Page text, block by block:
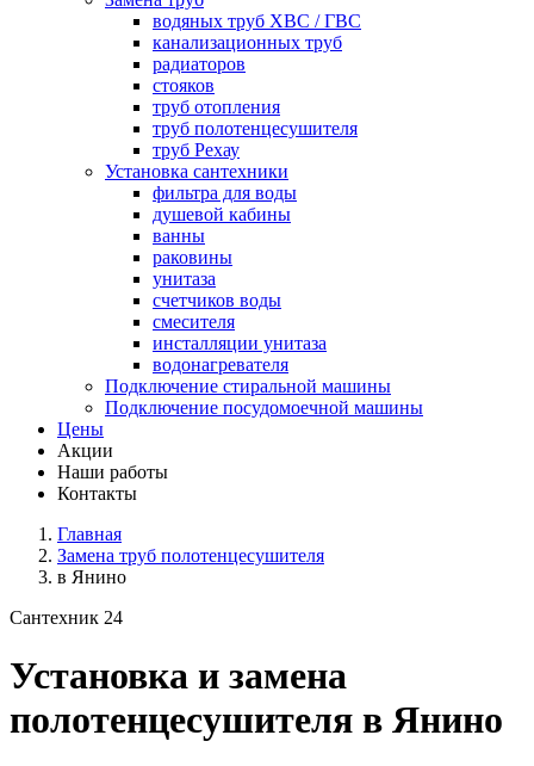
водяных труб ХВС / ГВС
канализационных труб
радиаторов
стояков
труб отопления
труб полотенцесушителя
труб Рехау
Установка сантехники
фильтра для воды
душевой кабины
ванны
раковины
унитаза
счетчиков воды
смесителя
инсталляции унитаза
водонагревателя
Подключение стиральной машины
Подключение посудомоечной машины
Цены
Акции
Наши работы
Контакты
Главная
Замена труб полотенцесушителя
в Янино
Сантехник 24
Установка и замена
полотенцесушителя в Янино